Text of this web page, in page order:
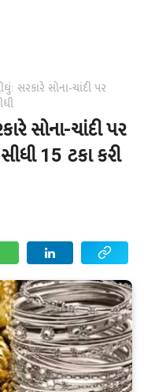
સરકારે સોના-ચાંદી પર
સોના-ચાંદી પર
15 ટકા કરી